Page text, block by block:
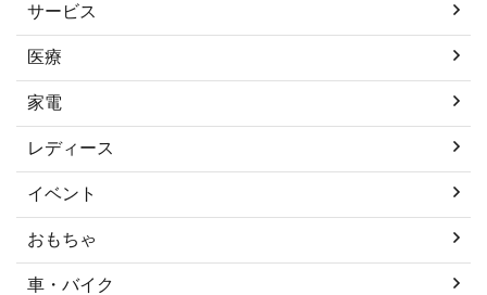
サービス
医療
家電
レディース
イベント
おもちゃ
車・バイク